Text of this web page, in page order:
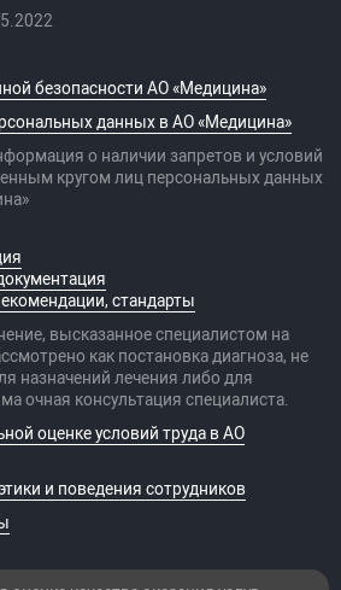
безопасности АО «Медицина»
данных в АО «Медицина»
о наличии запретов и условий
кругом лиц персональных данных
стандарты
высказанное специалистом на
как постановка диагноза, не
назначений лечения либо для
очная консультация специалиста.
оценке условий труда в АО
и поведения сотрудников